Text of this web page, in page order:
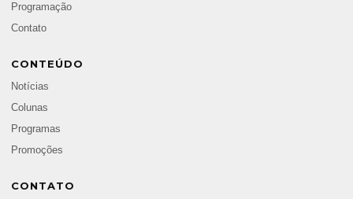
Programação
Contato
CONTEÚDO
Notícias
Colunas
Programas
Promoções
CONTATO